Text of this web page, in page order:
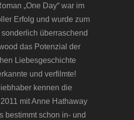
„One Day“ war im
Erfolg und wurde zum
überraschend
das Potenzial der
Liebesgeschichte
und verfilmte!
kennen die
mit Anne Hathaway
bestimmt schon in- und